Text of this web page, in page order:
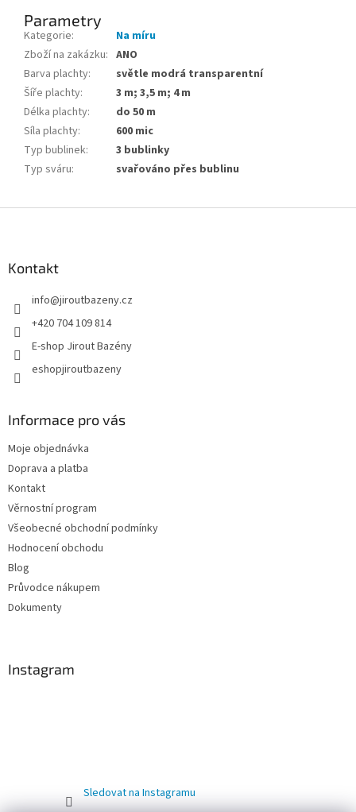
Parametry
Kategorie:
Na míru
Zboží na zakázku: ANO
Barva plachty:
světle modrá transparentní
Šíře plachty:
3 m; 3,5 m; 4 m
Délka plachty:
do 50 m
Síla plachty:
600 mic
Typ bublinek:
3 bublinky
Typ sváru: svařováno přes bublinu
Kontakt
info@jiroutbazeny.cz
+420 704 109 814
E-shop Jirout Bazény
eshopjiroutbazeny
Informace pro vás
Moje objednávka
Doprava a platba
Kontakt
Věrnostní program
Všeobecné obchodní podmínky
Hodnocení obchodu
Blog
Průvodce nákupem
Dokumenty
Instagram
Sledovat na Instagramu